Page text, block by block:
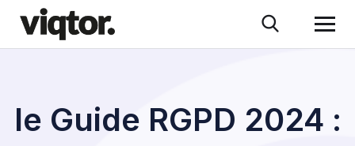
le Guide RGPD 2024 :